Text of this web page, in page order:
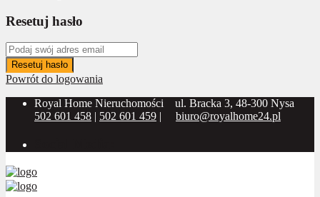
Resetuj hasło
Resetuj hasło
Powrót do logowania
Royal Home Nieruchomości
ul. Bracka 3, 48-300 Nysa
502 601 458 | 502 601 459 | biuro@royalhome24.pl